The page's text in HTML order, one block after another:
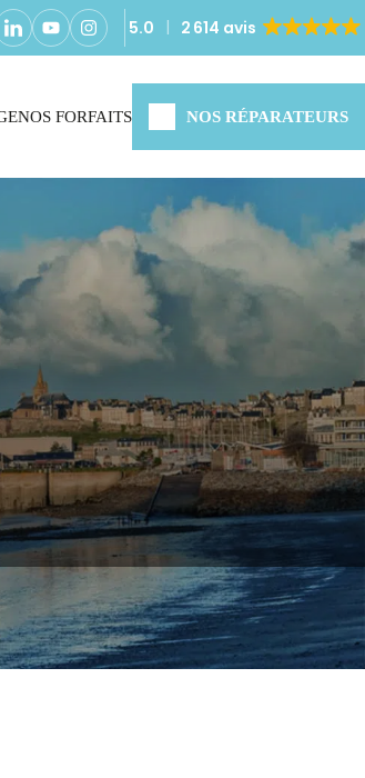
5.0 2 614 avis
NOS FORFAITS NOS RÉPARATEURS